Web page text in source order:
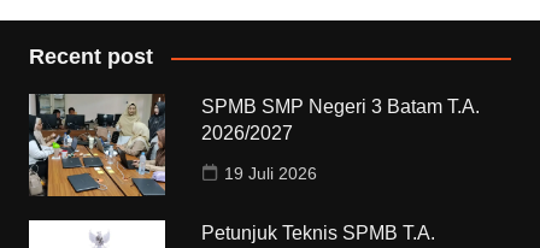
Recent post
SPMB SMP Negeri 3 Batam T.A.
2026/2027
19 Juli 2026
Petunjuk Teknis SPMB T.A.